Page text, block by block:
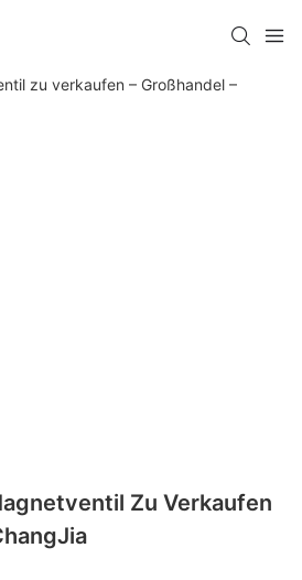
Zu Verkaufen